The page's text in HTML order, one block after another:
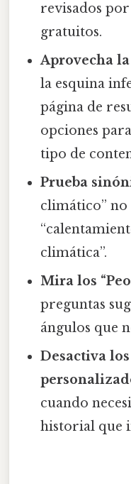
revisados por
gratuitos.
Aprovecha
la esquina
página de
opciones
tipo de
Prueba
climático” no
climática”.
Mira los
preguntas
ángulos que
Desactiva
cuando
historial que